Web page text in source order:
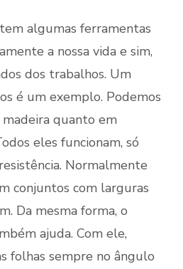
algumas ferramentas
a nossa vida e sim,
dos trabalhos. Um
é um exemplo. Podemos
quanto em
eles funcionam, só
Normalmente
conjuntos com larguras
Da mesma forma, o
ajuda. Com ele,
folhas sempre no ângulo